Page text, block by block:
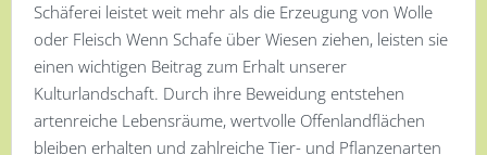
Schäferei leistet weit mehr als die Erzeugung von Wolle
oder Fleisch Wenn Schafe über Wiesen ziehen, leisten sie
einen wichtigen Beitrag zum Erhalt unserer
Kulturlandschaft. Durch ihre Beweidung entstehen
artenreiche Lebensräume, wertvolle Offenlandflächen
bleiben erhalten und zahlreiche Tier- und Pflanzenarten